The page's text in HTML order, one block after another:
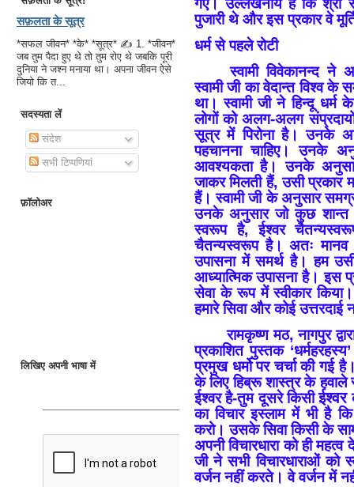
सफ़लता के सूत्र
*सफल जीवन* *के* *सूत्र* ✍ 1. *जीवन*
जब तुम पैदा हुए थे तो तुम रोए थे जबकि पूरी
दुनिया ने जश्न मनाया था। अपना जीवन ऐसे
जियो कि त...
सदस्यता लें
संदेश
सभी टिप्पणियां
फ़ॉलोअर
लिखिए अपनी भाषा में
गए। उल्लेखनीय है कि श्री
पुजारी थे और इस प्रकार वे
धर्म से पहले रोटी
स्वामी विवेकानन्द ने
स्वामी जी का वेदान्त विश्व
था। स्वामी जी ने हिन्दू
लोगों को अलग-अलग
सूत्र में पिरोना है। उनके
पहचानना चाहिए। उनके
आवश्यकता है। उनके
जाकर मिलती हैं, उसी
हैं। स्वामी जी के अनुसार
उनके अनुसार जो कुछ
स्वरूप है, ईश्वर
चैतन्यस्वरूप है। अतः
उपासना में समर्थ है। हम
आध्यात्मिक उपासना है। इस
सेवा के रूप में स्वीकार
हमारे सिवा और कोई
रामकृष्ण मठ, नागपुर
प्रकाशित पुस्तक
प्रमुख धर्मो पर चर्चा की गई
के लिए हिब्रू शास्त्र के हवाले से
ईश्वर है-तुम दूसरे किसीईश्वर
का विचार इस्लाम में भी है
करो। उसके सिवा किसी के
अपनी विचारधारा को ही
जी ने सभी विचारधाराओं को
वर्जन नहीं करते। वे वर्जन में